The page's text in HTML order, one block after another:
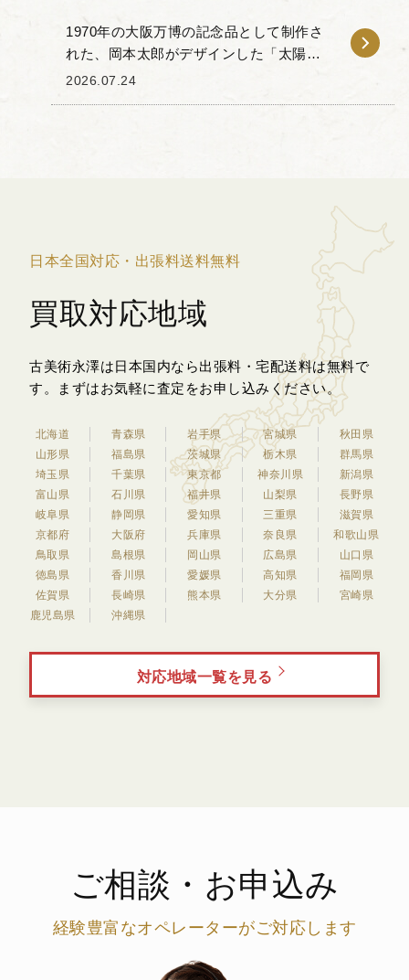
1970年の大阪万博の記念品として制作さ
れた、岡本太郎がデザインした「太陽の
塔」のペーパーウェイトをお譲りいただ
2026.07.24
日本全国対応・出張料送料無料
買取対応地域
古美術永澤は日本国内なら出張料・宅配送料は無料で
す。
まずはお気軽に査定をお申し込みください。
北海道 青森県 岩手県 宮城県
秋田県
山形県
福島県 茨城県 栃木県
群馬県
埼玉県
千葉県 東京都 神奈川県
新潟県
富山県
石川県 福井県 山梨県
長野県
岐阜県
静岡県 愛知県 三重県
滋賀県
京都府
大阪府 兵庫県 奈良県
和歌山県
鳥取県
島根県 岡山県 広島県
山口県
徳島県
香川県 愛媛県 高知県
福岡県
佐賀県
長崎県 熊本県 大分県
宮崎県
鹿児島県
沖縄県
対応地域一覧を見る
ご相談・お申込み
経験豊富なオペレーターがご対応します